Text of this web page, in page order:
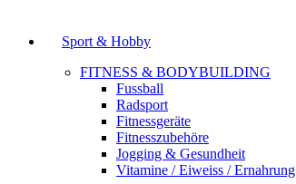
Sport & Hobby
FITNESS & BODYBUILDING
Fussball
Radsport
Fitnessgeräte
Fitnesszubehöre
Jogging & Gesundheit
Vitamine / Eiweiss / Ernahrung